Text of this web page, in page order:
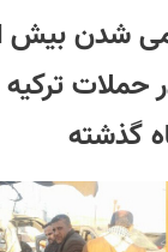
حملات
گذشته